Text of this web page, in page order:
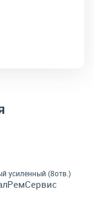
усиленный (8отв.)